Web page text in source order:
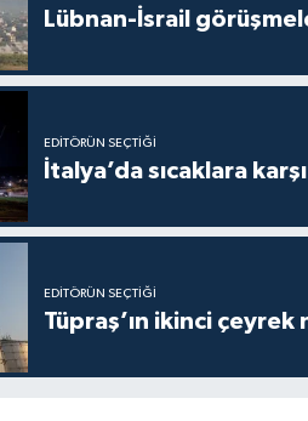
Lübnan-İsrail
EDITÖRÜN SEÇTIĞI
İtalya’da sıcaklara
EDITÖRÜN SEÇTIĞI
Tüpraş’ın ikinci